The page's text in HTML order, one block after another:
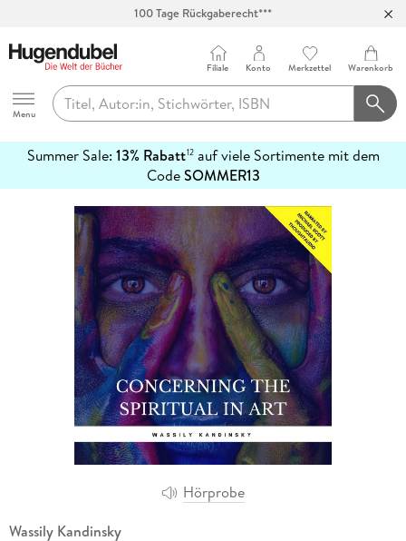
100 Tage Rückgaberecht***
Hugendubel
Menu
Filiale Konto Merkzettel Warenkorb
Summer Sale: 13% Rabatt12auf viele Sortimente mit dem
CodeSOMMER13
erfahren
Hörprobe
Wassily Kandinsky